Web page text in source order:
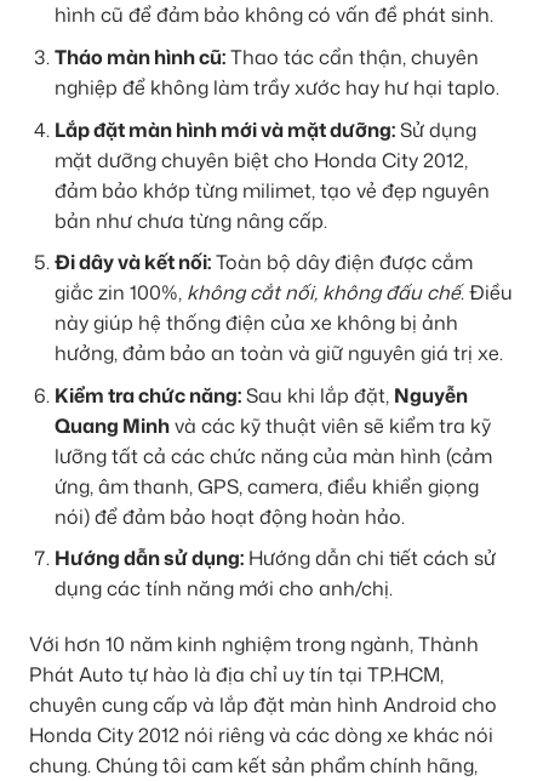
hình cũ để đảm bảo không có vấn đề phát sinh.
Tháo màn hình cũ:Thao tác cẩn thận, chuyên
nghiệp để không làm trầy xước hay hư hại taplo.
Lắp đặt màn hình mới và mặt dưỡng:Sử dụng
mặt dưỡng chuyên biệt cho Honda City 2012,
đảm bảo khớp từng milimet, tạo vẻ đẹp nguyên
bản như chưa từng nâng cấp.
Đi dây và kết nối:Toàn bộ dây điện được cắm
giắc zin 100%, không cắt nối, không đấu chế. Điều
này giúp hệ thống điện của xe không bị ảnh
hưởng, đảm bảo an toàn và giữ nguyên giá trị xe.
Kiểm tra chức năng:Sau khi lắp đặt, Nguyễn
Quang Minhvà các kỹ thuật viên sẽ kiểm tra kỹ
lưỡng tất cả các chức năng của màn hình (cảm
ứng, âm thanh, GPS, camera, điều khiển giọng
nói) để đảm bảo hoạt động hoàn hảo.
Hướng dẫn sử dụng:Hướng dẫn chi tiết cách sử
dụng các tính năng mới cho anh/chị.
Với hơn 10 năm kinh nghiệm trong ngành, Thành
Phát Auto tự hào là địa chỉ uy tín tại TP.HCM,
chuyên cung cấp và lắp đặt màn hình Android cho
Honda City 2012 nói riêng và các dòng xe khác nói
chung. Chúng tôi cam kết sản phẩm chính hãng,